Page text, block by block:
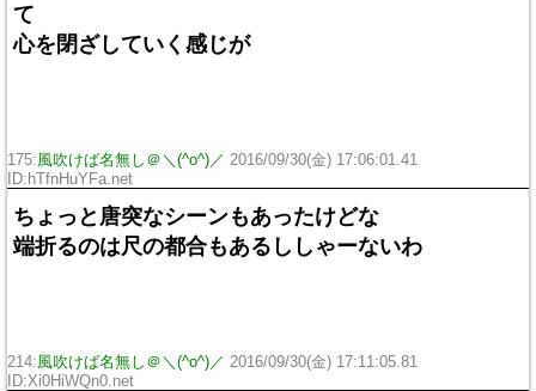
て
心を閉ざしていく感じが
175:風吹けば名無し＠＼(^o^)／ 2016/09/30(金) 17:06:01.41
ID:hTfnHuYFa.net
ちょっと唐突なシーンもあったけどな
端折るのは尺の都合もあるししゃーないわ
214:風吹けば名無し＠＼(^o^)／ 2016/09/30(金) 17:11:05.81
ID:Xi0HiWQn0.net